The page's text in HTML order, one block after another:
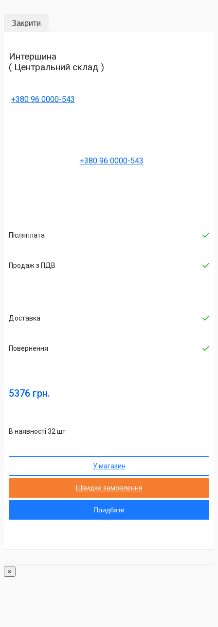
Закрити
Интершина
( Центральний склад )
+380 96 0000-543
+380 96 0000-543
Післяплата
Продаж з ПДВ
Доставка
Повернення
5376 грн.
В наявності 32 шт
У магазин
Швидке замовлення
Придбати
×